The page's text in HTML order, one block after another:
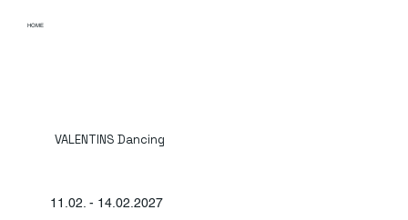
HOME
VALENTINS Dancing
11.02. - 14.02.2027